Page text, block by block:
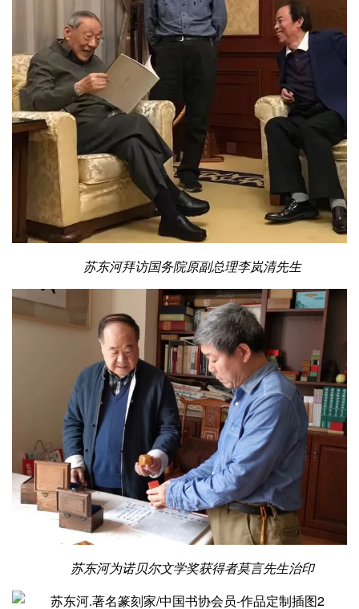
苏东河拜访国务院原副总理李岚清先生
苏东河为诺贝尔文学奖获得者莫言先生治印